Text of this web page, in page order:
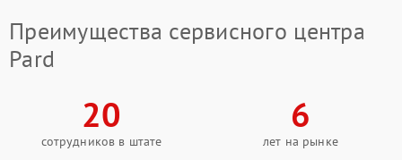
Преимущества сервисного центра
Pard
20
сотрудников в штате
6
лет на рынке